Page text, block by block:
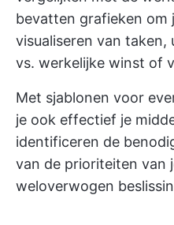
bevatten grafieken om
visualiseren van
vs. werkelijke winst of
Met sjablonen voor
je ook effectief je
identificeren de
van de prioriteiten van
weloverwogen